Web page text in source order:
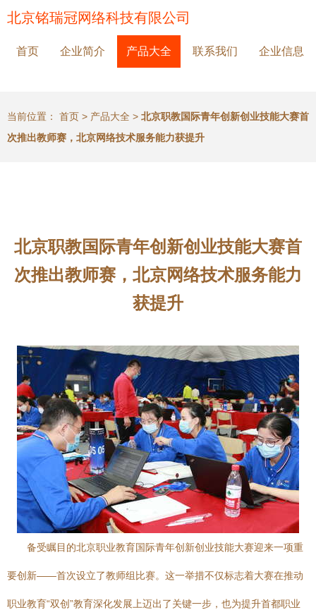
北京铭瑞冠网络科技有限公司
首页 企业简介 产品大全 联系我们 企业信息
当前位置： 首页 > 产品大全 > 北京职教国际青年创新创业技能大赛首
次推出教师赛，北京网络技术服务能力获提升
北京职教国际青年创新创业技能大赛首
次推出教师赛，北京网络技术服务能力
获提升
备受瞩目的北京职业教育国际青年创新创业技能大赛迎来一项重
要创新——首次设立了教师组比赛。这一举措不仅标志着大赛在推动
职业教育“双创”教育深化发展上迈出了关键一步，也为提升首都职业